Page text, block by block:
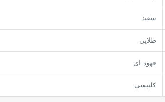
سفید
طلایی
قهوه ای
کلیپسی